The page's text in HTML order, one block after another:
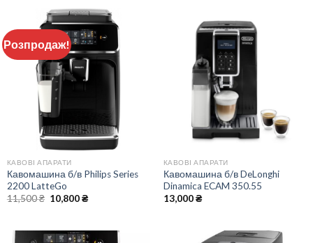
Розпродаж!
КАВОВІ АПАРАТИ
Кавомашина б/в Philips Series
2200 LatteGo
11,500₴ Оригінальна
ціна:
10,800₴Поточна
КАВОВІ АПАРАТИ
Кавомашина б/в DeLonghi
Dinamica ECAM 350.55
13,000₴